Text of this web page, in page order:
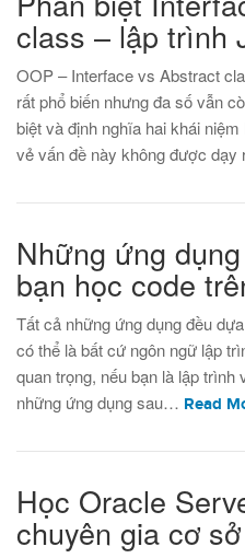
class – lập trình
OOP – Interface vs Abstract
rất phổ biến nhưng đa số vẫn
biệt và định nghĩa hai khái
vẻ vấn đề này không được
Những ứng
bạn học code
Tất cả những ứng dụng đều
có thể là bất cứ ngôn ngữ lập
quan trọng, nếu bạn là lập trình
những ứng dụng sau… Read
Học Oracle
chuyên gia cơ